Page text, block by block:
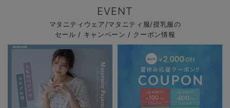
EVENT
マタニティウェア/マタニティ服/授乳服の
セール / キャンペーン / クーポン情報